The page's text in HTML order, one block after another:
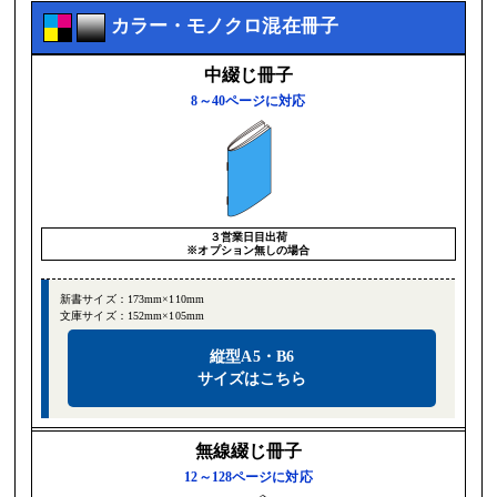
カラー・モノクロ混在冊子
中綴じ冊子
8～40ページに対応
３営業日目出荷
※オプション無しの場合
新書サイズ：173mm×110mm
文庫サイズ：152mm×105mm
縦型A5・B6
サイズはこちら
無線綴じ冊子
12～128ページに対応